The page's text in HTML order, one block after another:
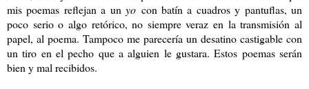
mis poemas reflejan a unyo con batín a cuadros y pantuflas, un
poco serio o algo retórico, no siempre veraz en la transmisión al
papel, al poema. Tampoco me parecería un desatino castigable con
un tiro en el pecho que a alguien le gustara. Estos poemas serán
bien y mal recibidos.